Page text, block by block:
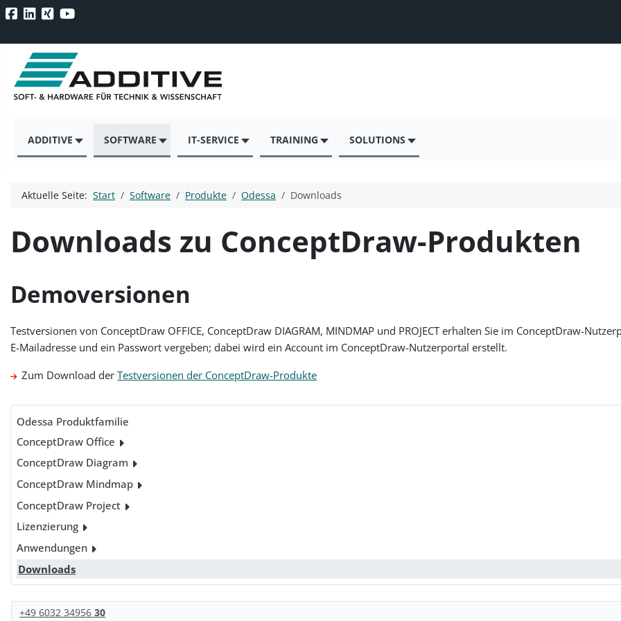
ADDITIVE SOFTWARE IT-SERVICE TRAINING SOLUTIONS
Odessa Produktfamilie
ConceptDraw Office
ConceptDraw Diagram
ConceptDraw Mindmap
ConceptDraw Project
Lizenzierung
Anwendungen
Downloads
+49 6032 3495630
Aktuelle Seite:Start Software Produkte Odessa Downloads
Downloads zu ConceptDraw-Produkten
Demoversionen
Testversionen von ConceptDraw OFFICE, ConceptDraw DIAGRAM, MINDMAP und PROJECT erhalten Sie im ConceptDraw-
E-Mailadresse und ein Passwort vergeben; dabei wird ein Account im ConceptDraw-Nutzerportal erstellt.
Zum Download derTestversionen der ConceptDraw-Produkte